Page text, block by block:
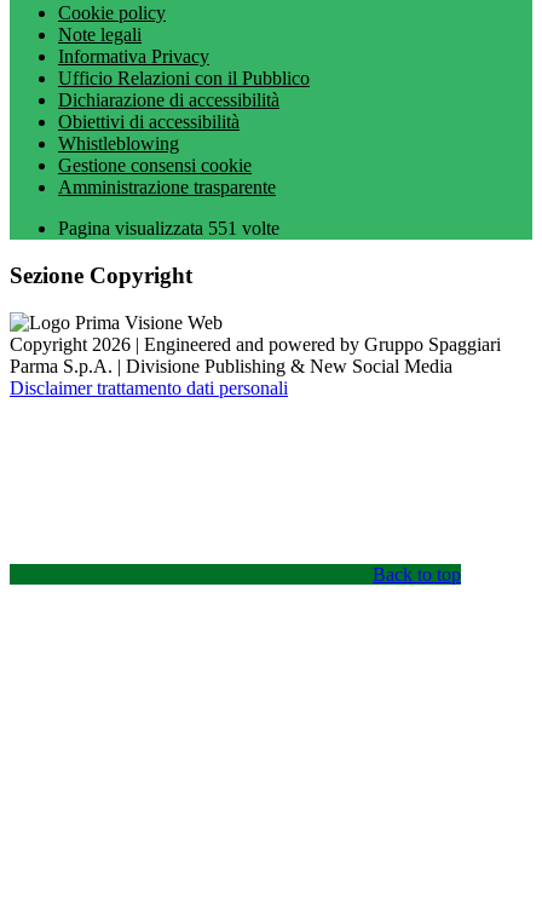
Cookie policy
Note legali
Informativa Privacy
Ufficio Relazioni con il Pubblico
Dichiarazione di accessibilità
Obiettivi di accessibilità
Whistleblowing
Gestione consensi cookie
Amministrazione trasparente
Pagina visualizzata 551 volte
Sezione Copyright
Copyright 2026 | Engineered and powered by Gruppo Spaggiari
Parma S.p.A. | Divisione Publishing & New Social Media
Disclaimer trattamento dati personali
Back to top